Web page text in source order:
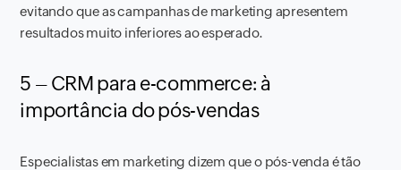
evitando que as campanhas de marketing apresentem
resultados muito inferiores ao esperado.
5 – CRM para e-commerce: à
importância do pós-vendas
Especialistas em marketing dizem que o pós-venda é tão